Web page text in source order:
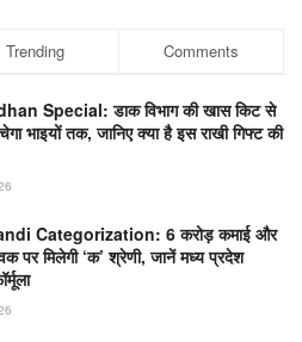
Trending Comments
Special: डाक विभाग की खास किट से
भाइयों तक, जानिए क्या है इस राखी गिफ्ट की
Categorization: 6 करोड़ कमाई और
पर मिलेगी ‘क’ श्रेणी, जानें मध्य प्रदेश